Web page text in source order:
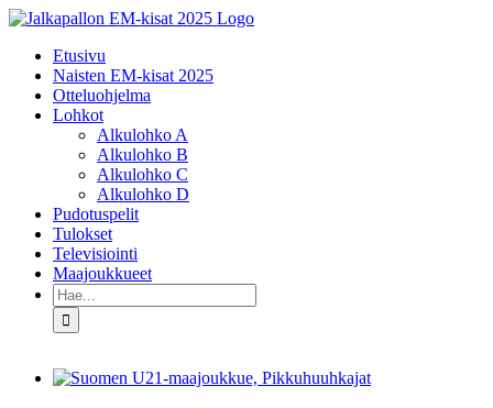
Skip
contentEtusivu
Naisten EM-kisat 2025
Otteluohjelma
Lohkot
Alkulohko A
Alkulohko B
Alkulohko C
Alkulohko D
Pudotuspelit
Tulokset
Televisiointi
Maajoukkueet
Etsi
...